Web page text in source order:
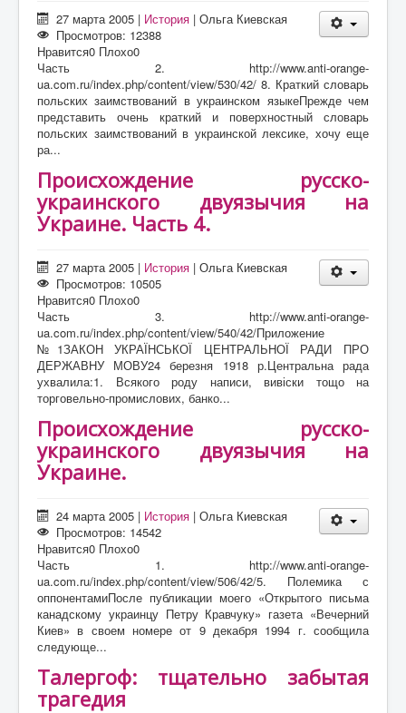
27 марта 2005 | История |Ольга Киевская
Просмотров: 12388
Нравится0 Плохо0
Часть 2. http://www.anti-orange-
ua.com.ru/index.php/content/view/530/42/ 8. Краткий словарь
польских заимствований в украинском языкеПрежде чем
представить очень краткий и поверхностный словарь
польских заимствований в украинской лексике, хочу еще
ра...
Происхождение русско-
украинского двуязычия на
Украине. Часть 4.
27 марта 2005 | История |Ольга Киевская
Просмотров: 10505
Нравится0 Плохо0
Часть 3. http://www.anti-orange-
ua.com.ru/index.php/content/view/540/42/Приложение
№1ЗАКОН УКРАЇНСЬКОЇ ЦЕНТРАЛЬНОЇ РАДИ ПРО
ДЕРЖАВНУ МОВУ24 березня 1918 р.Центральна рада
ухвалила:1. Всякого роду написи, вивіски тощо на
торговельно-промислових, банко...
Происхождение русско-
украинского двуязычия на
Украине.
24 марта 2005 | История |Ольга Киевская
Просмотров: 14542
Нравится0 Плохо0
Часть 1. http://www.anti-orange-
ua.com.ru/index.php/content/view/506/42/5. Полемика с
оппонентамиПосле публикации моего «Открытого письма
канадскому украинцу Петру Кравчуку» газета «Вечерний
Киев» в своем номере от 9 декабря 1994 г. сообщила
следующе...
Талергоф: тщательно забытая
трагедия